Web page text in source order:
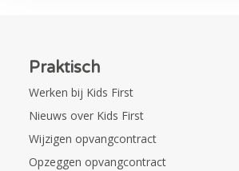
Praktisch
Werken bij Kids First
Nieuws over Kids First
Wijzigen opvangcontract
Opzeggen opvangcontract